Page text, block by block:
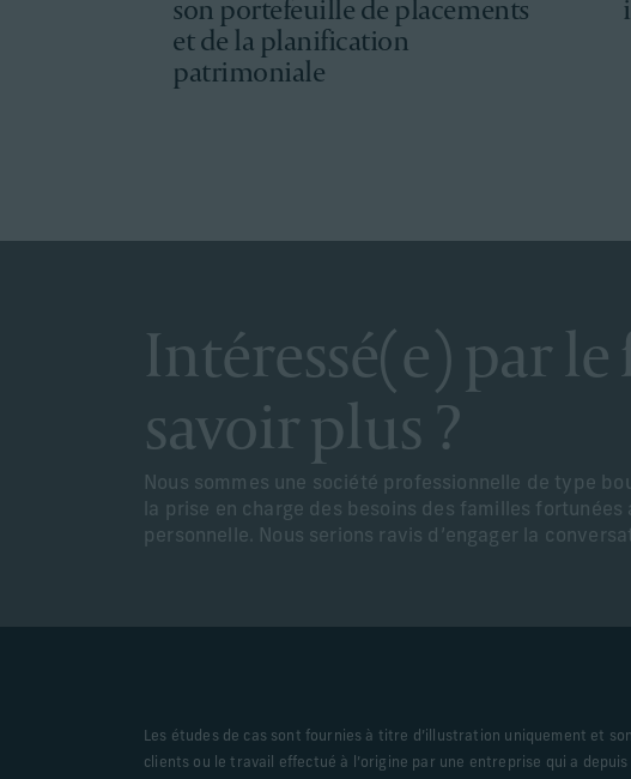
son portefeuille de placements
et de la planification
patrimoniale
Intéressé(e) par
savoir plus ?
Nous sommes une société professionnelle de type
la prise en charge des besoins des familles fortunées
personnelle. Nous serions ravis d’engager la
Les études de cas sont fournies à titre d’illustration uniquement et
clients ou le travail effectué à l’origine par une entreprise qui a